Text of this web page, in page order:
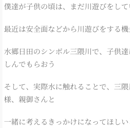
僕達が子供の頃は、まだ川遊びをして
最近は安全面などから川遊びをする機
水郷日田のシンボル三隈川で、子供
しんでもらおう
そして、実際水に触れることで、三
様、親御さんと
一緒に考えるきっかけになってほし